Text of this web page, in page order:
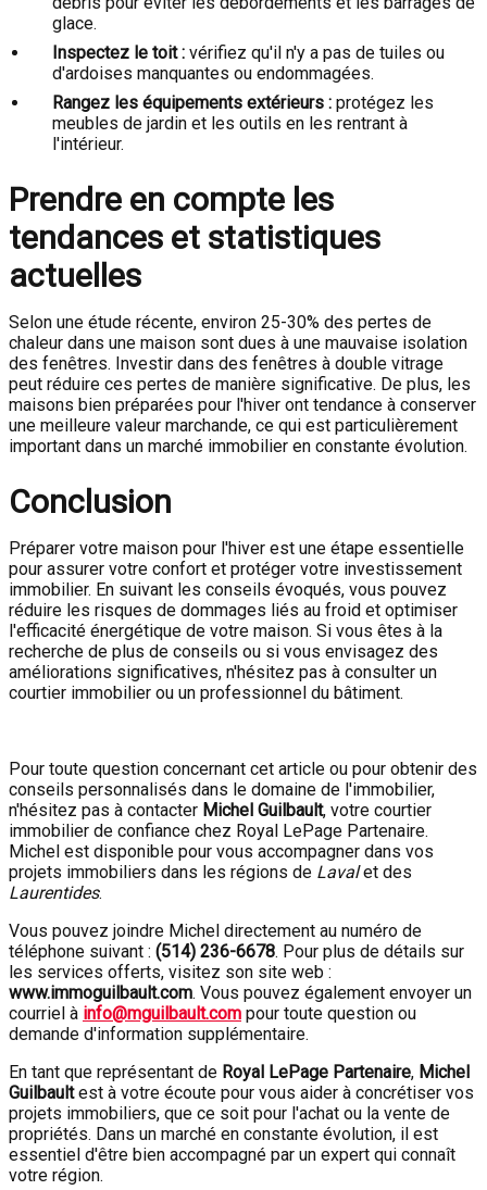
glace.
Inspectez le toit : vérifiez qu'il n'y a pas de tuiles ou
d'ardoises manquantes ou endommagées.
Rangez les équipements extérieurs : protégez les
meubles de jardin et les outils en les rentrant à
l'intérieur.
Prendre en compte les
tendances et statistiques
actuelles
Selon une étude récente, environ 25-30% des pertes de
chaleur dans une maison sont dues à une mauvaise isolation
des fenêtres. Investir dans des fenêtres à double vitrage
peut réduire ces pertes de manière significative. De plus, les
maisons bien préparées pour l'hiver ont tendance à conserver
une meilleure valeur marchande, ce qui est particulièrement
important dans un marché immobilier en constante évolution.
Conclusion
Préparer votre maison pour l'hiver est une étape essentielle
pour assurer votre confort et protéger votre investissement
immobilier. En suivant les conseils évoqués, vous pouvez
réduire les risques de dommages liés au froid et optimiser
l'efficacité énergétique de votre maison. Si vous êtes à la
recherche de plus de conseils ou si vous envisagez des
améliorations significatives, n'hésitez pas à consulter un
courtier immobilier ou un professionnel du bâtiment.
Pour toute question concernant cet article ou pour obtenir des
conseils personnalisés dans le domaine de l'immobilier,
n'hésitez pas à contacter Michel Guilbault, votre courtier
immobilier de confiance chez Royal LePage Partenaire.
Michel est disponible pour vous accompagner dans vos
projets immobiliers dans les régions de Lavalet des
Laurentides.
Vous pouvez joindre Michel directement au numéro de
téléphone suivant : (514) 236-6678. Pour plus de détails sur
les services offerts, visitez son site web :
www.immoguilbault.com. Vous pouvez également envoyer un
courriel à info@mguilbault.com pour toute question ou
demande d'information supplémentaire.
En tant que représentant de Royal LePage Partenaire, Michel
Guilbaultest à votre écoute pour vous aider à concrétiser vos
projets immobiliers, que ce soit pour l'achat ou la vente de
propriétés. Dans un marché en constante évolution, il est
essentiel d'être bien accompagné par un expert qui connaît
votre région.